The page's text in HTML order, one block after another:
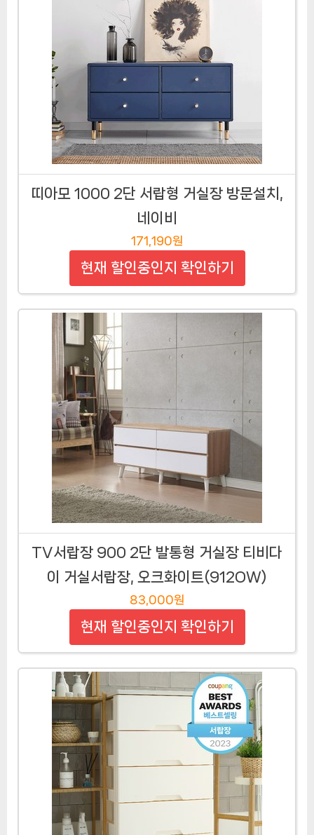
띠아모 1000 2단 서랍형 거실장 방문설치,
네이비
171,190원
현재 할인중인지 확인하기
TV서랍장 900 2단 발통형 거실장 티비다
이 거실서랍장, 오크화이트(912OW)
83,000원
현재 할인중인지 확인하기